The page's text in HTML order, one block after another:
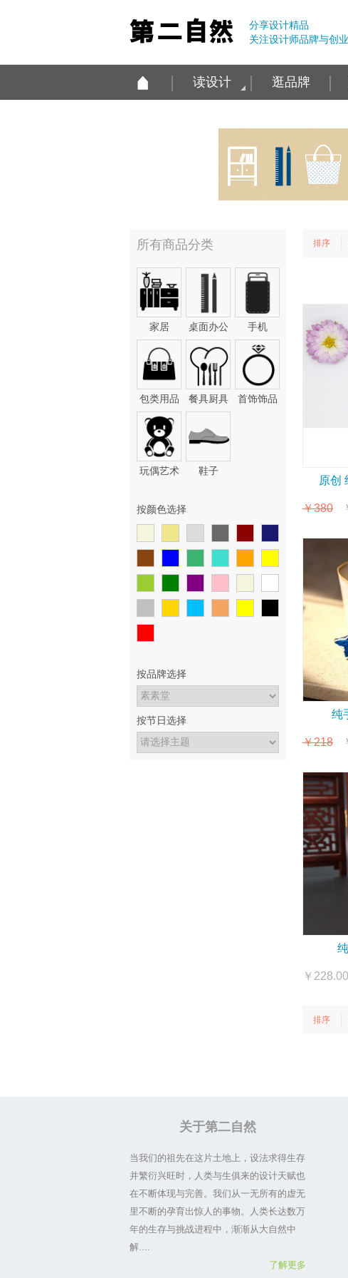
分享设计精品
关注设计师品牌与创业
读设计 逛品牌
所有商品分类
家居 桌面办公 手机
包类用品 餐具厨具 首饰饰品
玩偶艺术 鞋子
按颜色选择
按品牌选择
按节日选择
排序
原创
￥380
纯
￥218
￥228.00
排序
关于第二自然
当我们的祖先在这片土地上，设法求得生存
并繁衍兴旺时，人类与生俱来的设计天赋也
在不断体现与完善。我们从一无所有的虚无
里不断的孕育出惊人的事物。人类长达数万
年的生存与挑战进程中，渐渐从大自然中
解....
了解更多